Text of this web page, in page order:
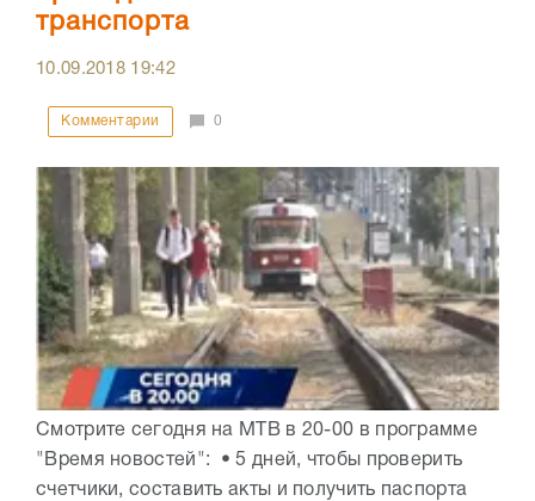
транспорта
10.09.2018 19:42
Комментарии 0
Смотрите сегодня на МТВ в 20-00 в программе
"Время новостей": • 5 дней, чтобы проверить
счетчики, составить акты и получить паспорта